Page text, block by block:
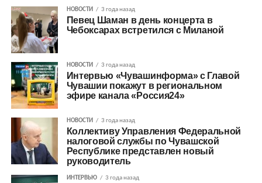
НОВОСТИ 3 года назад
Певец Шаман в день концерта в
Чебоксарах встретился с Миланой
НОВОСТИ 3 года назад
Интервью «Чувашинформа» с Главой
Чувашии покажут в региональном
эфире канала «Россия24»
НОВОСТИ 3 года назад
Коллективу Управления Федеральной
налоговой службы по Чувашской
Республике представлен новый
руководитель
ИНТЕРВЬЮ 3 года назад